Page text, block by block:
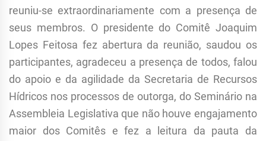
reuniu-se extraordinariamente com a presença de
seus membros. O presidente do Comitê Joaquim
Lopes Feitosa fez abertura da reunião, saudou os
participantes, agradeceu a presença de todos, falou
do apoio e da agilidade da Secretaria de Recursos
Hídricos nos processos de outorga, do Seminário na
Assembleia Legislativa que não houve engajamento
maior dos Comitês e fez a leitura da pauta da